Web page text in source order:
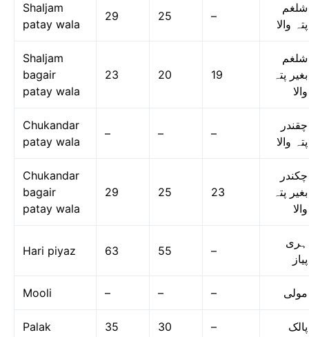
Shaljam
patay wala
29 25 –
شلغم
پتہ والا
Shaljam
bagair
patay wala
23 20 19
شلغم
بغیر پتہ
والا
Chukandar
patay wala
– – –
چقندر
پتہ والا
Chukandar
bagair
patay wala
29 25 23
چکندر
بغیر پتہ
والا
Hari piyaz 63 55 –
ہری
پیاز
Mooli – – – مولی
Palak 35 30 – پالک